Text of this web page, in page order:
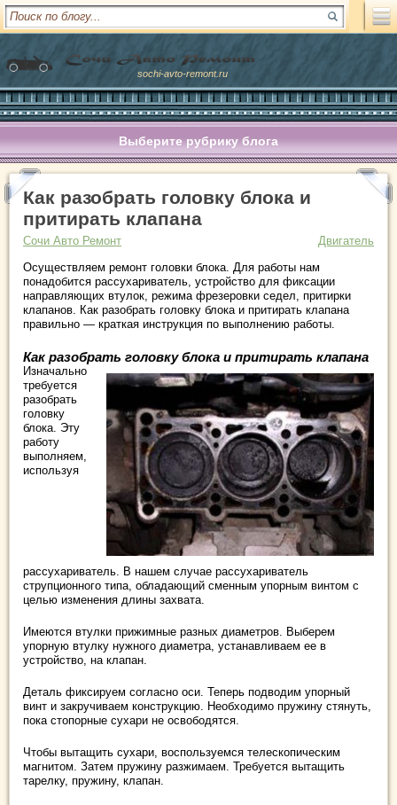
sochi-avto-remont.ru
Выберите рубрику блога
Как разобрать головку блока и
притирать клапана
Сочи Авто Ремонт
Двигатель
Осуществляем ремонт головки блока. Для работы нам
понадобится рассухариватель, устройство для фиксации
направляющих втулок, режима фрезеровки седел, притирки
клапанов. Как разобрать головку блока и притирать клапана
правильно — краткая инструкция по выполнению работы.
Как разобрать головку блока и притирать клапана
Изначально
требуется
разобрать
головку
блока. Эту
работу
выполняем,
используя
рассухариватель. В нашем случае рассухариватель
струпционного типа, обладающий сменным упорным винтом с
целью изменения длины захвата.
Имеются втулки прижимные разных диаметров. Выберем
упорную втулку нужного диаметра, устанавливаем ее в
устройство, на клапан.
Деталь фиксируем согласно оси. Теперь подводим упорный
винт и закручиваем конструкцию. Необходимо пружину стянуть,
пока стопорные сухари не освободятся.
Чтобы вытащить сухари, воспользуемся телескопическим
магнитом. Затем пружину разжимаем. Требуется вытащить
тарелку, пружину, клапан.